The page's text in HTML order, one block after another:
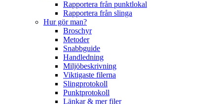
Rapportera från punktlokal
Rapportera från slinga
Hur gör man?
Broschyr
Metoder
Snabbguide
Handledning
Miljöbeskrivning
Viktigaste filerna
Slingprotokoll
Punktprotokoll
Länkar & mer filer